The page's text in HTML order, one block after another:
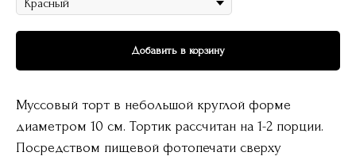
Добавить в корзину
Муссовый торт в небольшой круглой форме
диаметром 10 см. Тортик рассчитан на 1-2 порции.
Посредством пищевой фотопечати сверху